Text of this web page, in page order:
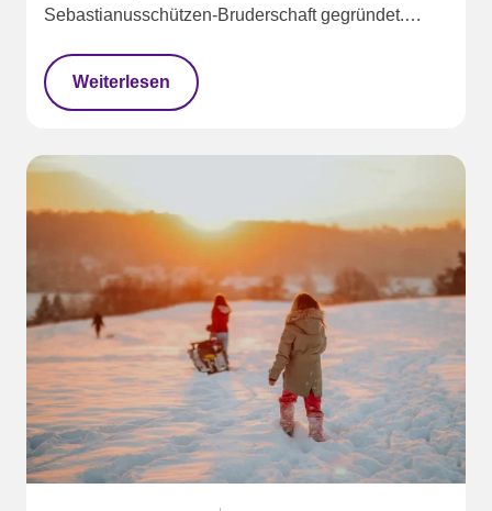
Sebastianusschützen-Bruderschaft gegründet.…
Weiterlesen